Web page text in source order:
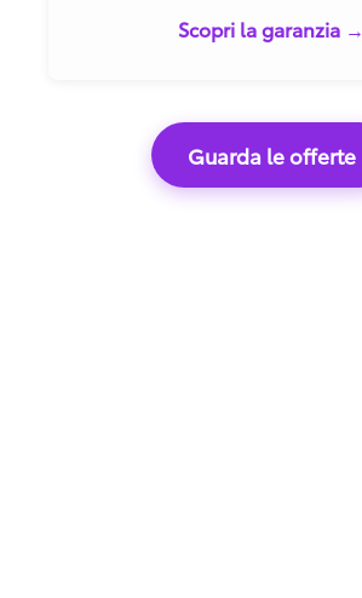
Scopri la garanzia →
Guarda le offerte